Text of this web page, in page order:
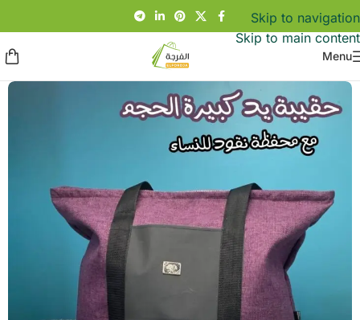
Skip to navigation
Skip to main content
Menu